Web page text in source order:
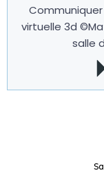
virtuelle 3d
salle